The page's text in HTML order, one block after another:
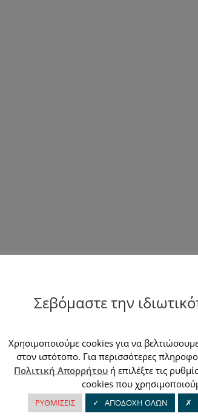
Σεβόμαστε την
Χρησιμοποιούμε cookies για να
στον ιστότοπο. Για περισσότερες
Πολιτική Απορρήτου ή επιλέξτε τις
cookies που
ΡΥΘΜΙΣΕΙΣ ✓ ΑΠΟΔΟΧΗ ΟΛΩΝ ✗